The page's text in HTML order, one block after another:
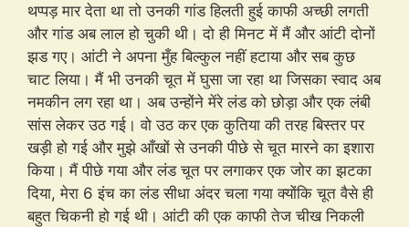
थप्पड़ मार देता था तो उनकी गांड हिलती हुई काफी अच्छी लगती
और गांड अब लाल हो चुकी थी। दो ही मिनट में मैं और आंटी दोनों
झड गए। आंटी ने अपना मुँह बिल्कुल नहीं हटाया और सब कुछ
चाट लिया। मैं भी उनकी चूत में घुसा जा रहा था जिसका स्वाद अब
नमकीन लग रहा था। अब उन्होंने मेंरे लंड को छोड़ा और एक लंबी
सांस लेकर उठ गई। वो उठ कर एक कुतिया की तरह बिस्तर पर
खड़ी हो गई और मुझे आँखों से उनकी पीछे से चूत मारने का इशारा
किया। मैं पीछे गया और लंड चूत पर लगाकर एक जोर का झटका
दिया, मेरा 6 इंच का लंड सीधा अंदर चला गया क्योंकि चूत वैसे ही
बहुत चिकनी हो गई थी। आंटी की एक काफी तेज चीख निकली